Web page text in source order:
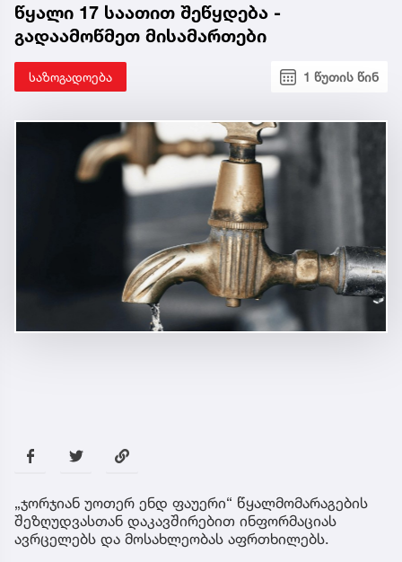
წყალი 17 საათით შეწყდება -
გადაამოწმეთ მისამართები
საზოგადოება 1 წუთის წინ
„ჯორჯიან უოთერ ენდ ფაუერი“ წყალმომარაგების
შეზღუდვასთან დაკავშირებით ინფორმაციას
ავრცელებს და მოსახლეობას აფრთხილებს.